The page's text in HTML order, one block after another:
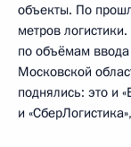
объекты. По
метров
по объёмам
Московской
поднялись: это и
и